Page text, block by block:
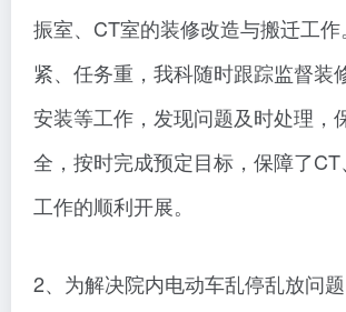
振室、CT室的装修改造与搬迁工
紧、任务重，我科随时跟踪监督装
安装等工作，发现问题及时处理，
全，按时完成预定目标，保障了
工作的顺利开展。
2、为解决院内电动车乱停乱放问